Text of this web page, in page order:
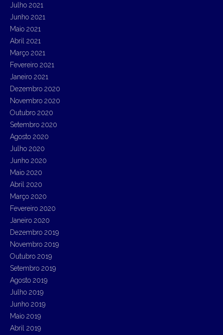
Julho 2021
Junho 2021
Maio 2021
Abril 2021
Março 2021
Fevereiro 2021
Janeiro 2021
Dezembro 2020
Novembro 2020
Outubro 2020
Setembro 2020
Agosto 2020
Julho 2020
Junho 2020
Maio 2020
Abril 2020
Março 2020
Fevereiro 2020
Janeiro 2020
Dezembro 2019
Novembro 2019
Outubro 2019
Setembro 2019
Agosto 2019
Julho 2019
Junho 2019
Maio 2019
Abril 2019